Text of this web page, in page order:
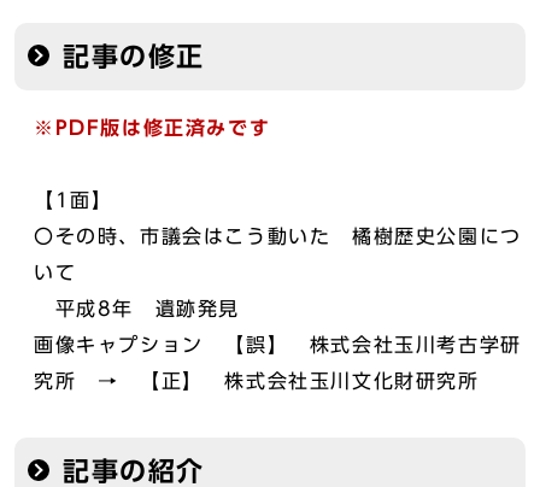
記事の修正
※PDF版は修正済みです
【1面】
〇その時、市議会はこう動いた 橘樹歴史公園につ
いて
平成8年 遺跡発見
画像キャプション 【誤】 株式会社玉川考古学研
究所 → 【正】 株式会社玉川文化財研究所
記事の紹介